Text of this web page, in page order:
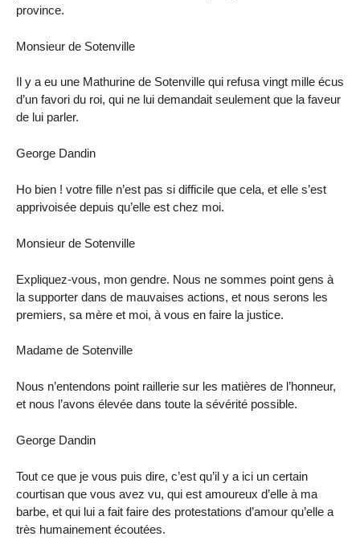
province.
Monsieur de Sotenville
Il y a eu une Mathurine de Sotenville qui refusa vingt mille écus
d’un favori du roi, qui ne lui demandait seulement que la faveur
de lui parler.
George Dandin
Ho bien ! votre fille n’est pas si difficile que cela, et elle s’est
apprivoisée depuis qu’elle est chez moi.
Monsieur de Sotenville
Expliquez-vous, mon gendre. Nous ne sommes point gens à
la supporter dans de mauvaises actions, et nous serons les
premiers, sa mère et moi, à vous en faire la justice.
Madame de Sotenville
Nous n’entendons point raillerie sur les matières de l’honneur,
et nous l’avons élevée dans toute la sévérité possible.
George Dandin
Tout ce que je vous puis dire, c’est qu’il y a ici un certain
courtisan que vous avez vu, qui est amoureux d’elle à ma
barbe, et qui lui a fait faire des protestations d’amour qu’elle a
très humainement écoutées.